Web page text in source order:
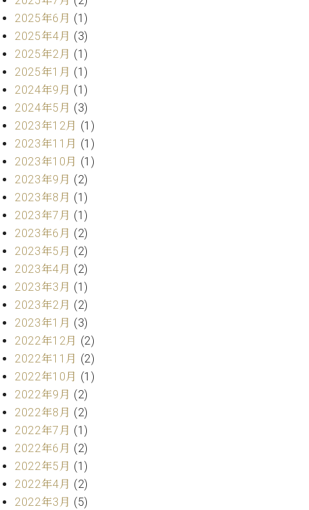
ホ
フ
マ
ン
プ
ロ
フ
ェ
ッ
シ
ョ
ナ
ル
W.
ホ
フ
マ
ン
ト
ラ
デ
ィ
シ
ョ
ン
W.
ホ
フ
マ
ン
ヴ
問
い
合
わ
せ
本
：
八
王
・
技
術
営
業
セ
ン
タ
ス
ッ
フ
ご
挨
拶
術
者
紹
2025年6月 (1)
2025年4月 (3)
2025年2月 (1)
2025年1月 (1)
2024年9月 (1)
2024年5月 (3)
2023年12月 (1)
2023年11月 (1)
2023年10月 (1)
2023年9月 (2)
2023年8月 (1)
2023年7月 (1)
2023年6月 (2)
2023年5月 (2)
2023年4月 (2)
2023年3月 (1)
2023年2月 (2)
2023年1月 (3)
2022年12月 (2)
2022年11月 (2)
2022年10月 (1)
2022年9月 (2)
2022年8月 (2)
2022年7月 (1)
2022年6月 (2)
2022年5月 (1)
2022年4月 (2)
2022年3月 (5)